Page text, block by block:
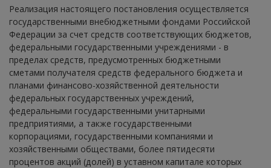
Реализация настоящего постановления осуществляется
государственными внебюджетными фондами Российской
Федерации за счет средств соответствующих бюджетов,
федеральными государственными учреждениями - в
пределах средств, предусмотренных бюджетными
сметами получателя средств федерального бюджета и
планами финансово-хозяйственной деятельности
федеральных государственных учреждений,
федеральными государственными унитарными
предприятиями, а также государственными
корпорациями, государственными компаниями и
хозяйственными обществами, более пятидесяти
процентов акций (долей) в уставном капитале которых